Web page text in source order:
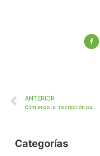
ANTERIOR
Comienza la inscripción para el Curso de Monitor de Ocio y Tiempo Libre
Categorías